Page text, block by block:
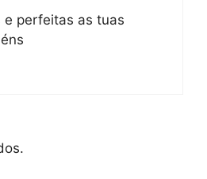
e perfeitas as tuas